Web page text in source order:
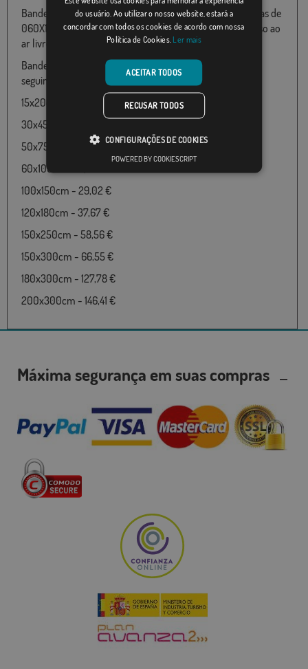
Bandeira do disponível em 100% poliéster e várias medidas de
060X100 até 180x300 particularmente adequado para uso ao
ar livre.
Bandeira de Republicana Real Sociedad disponível nos
seguintes tamanhos e preços:
15x20cm - 18,37 €
30x45cm - 18,37 €
50x75cm - 18,37 €
60x100cm - 18,37 €
100x150cm - 29,02 €
120x180cm - 37,67 €
150x250cm - 58,56 €
150x300cm - 66,55 €
180x300cm - 127,78 €
200x300cm - 146,41 €
Máxima segurança em suas compras
do usuário. Ao utilizar o nosso website, estará a
concordar com todos os cookies de acordo com nossa
Política de Cookies. Ler mais
ACEITAR TODOS
RECUSAR TODOS
CONFIGURAÇÕES DE COOKIES
POWERED BY COOKIESCRIPT